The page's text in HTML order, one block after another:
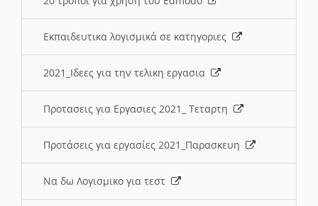
Εκπαιδευτικα λογισμικά σε κατηγοριες
2021_Ιδεες για την τελικη εργασια
Προτασεις για Εργασιες 2021_ Τεταρτη
Προτάσεις για εργασίες 2021_Παρασκευη
Να δω Λογισμικο για τεστ